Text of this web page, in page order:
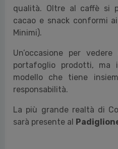
qualità. Oltre al caffè si
cacao e snack conformi
Minimi).
Un’occasione per
portafoglio prodotti, ma
modello che tiene
responsabilità.
La più grande realtà di
sarà presente al